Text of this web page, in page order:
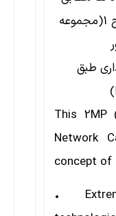
با استاندارد FIPS 140-2 سطح 1(مجموعه
طبق
This 2MP
Network
concept of
•